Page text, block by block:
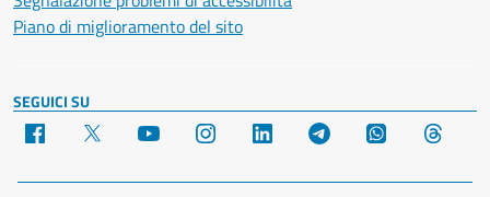
Piano di miglioramento del sito
SEGUICI SU
Facebook YouTube Instagram LinkedIn Telegram WhatsApp